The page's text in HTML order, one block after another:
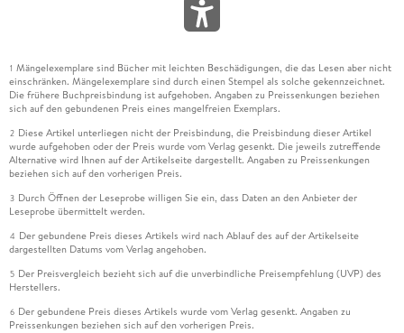
1 Mängelexemplare sind Bücher mit leichten Beschädigungen, die das Lesen aber nicht
einschränken. Mängelexemplare sind durch einen Stempel als solche gekennzeichnet.
Die frühere Buchpreisbindung ist aufgehoben. Angaben zu Preissenkungen beziehen
sich auf den gebundenen Preis eines mangelfreien Exemplars.
2 Diese Artikel unterliegen nicht der Preisbindung, die Preisbindung dieser Artikel
wurde aufgehoben oder der Preis wurde vom Verlag gesenkt. Die jeweils zutreffende
Alternative wird Ihnen auf der Artikelseite dargestellt. Angaben zu Preissenkungen
beziehen sich auf den vorherigen Preis.
3 Durch Öffnen der Leseprobe willigen Sie ein, dass Daten an den Anbieter der
Leseprobe übermittelt werden.
4 Der gebundene Preis dieses Artikels wird nach Ablauf des auf der Artikelseite
dargestellten Datums vom Verlag angehoben.
5 Der Preisvergleich bezieht sich auf die unverbindliche Preisempfehlung (UVP) des
Herstellers.
6 Der gebundene Preis dieses Artikels wurde vom Verlag gesenkt. Angaben zu
Preissenkungen beziehen sich auf den vorherigen Preis.